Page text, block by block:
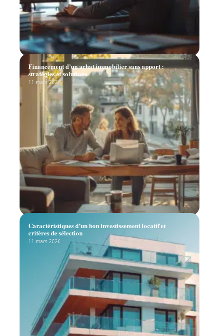
Financement d’un achat immobilier sans apport :
stratégies et solutions
11 mars 2026
Caractéristiques d’un bon investissement locatif et
critères de sélection
11 mars 2026